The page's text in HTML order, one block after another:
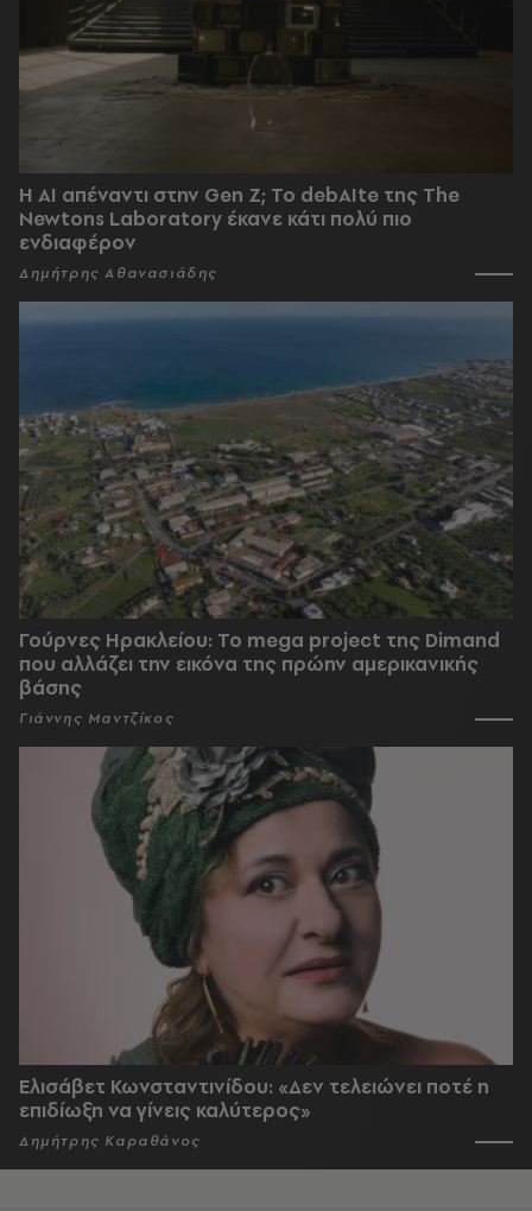
Η AI απέναντι στην Gen Z; Το debAIte της The
Newtons Laboratory έκανε κάτι πολύ πιο
ενδιαφέρον
Δημήτρης Αθανασιάδης
Γούρνες Ηρακλείου: To mega project της Dimand
που αλλάζει την εικόνα της πρώην αμερικανικής
βάσης
Γιάννης Μαντζίκος
Ελισάβετ Κωνσταντινίδου: «Δεν τελειώνει ποτέ η
επιδίωξη να γίνεις καλύτερος»
Δημήτρης Καραθάνος